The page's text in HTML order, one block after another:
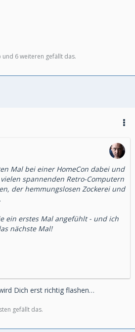
6 weiteren gefällt das.
Mal bei einer HomeCon dabei und
spannenden Retro-Computern
der hemmungslosen Zockerei und
ein erstes Mal angefühlt - und ich
nächste Mal!
Dich erst richtig flashen…
gefällt das.